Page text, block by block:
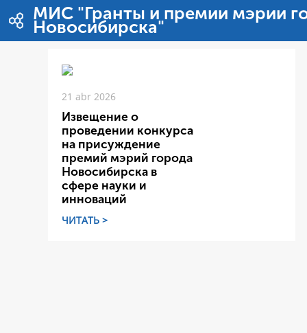
Pular para o conteúdo
МИС "Гранты и премии мэрии
Новосибирска"
21 abr 2026
Извещение о
проведении конкурса
на присуждение
премий мэрий города
Новосибирска в
сфере науки и
инноваций
ЧИТАТЬ >